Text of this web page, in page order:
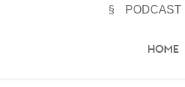
§ PODCAST
HOME